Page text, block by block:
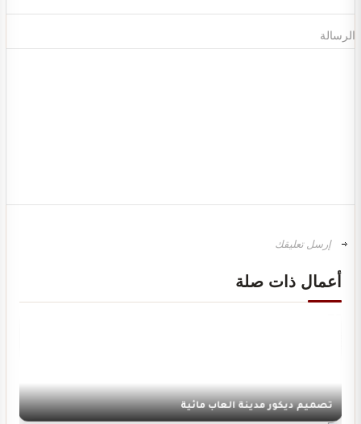
الرسالة
أعمال ذات صلة
تصميم ديكور مدينة العاب مائية